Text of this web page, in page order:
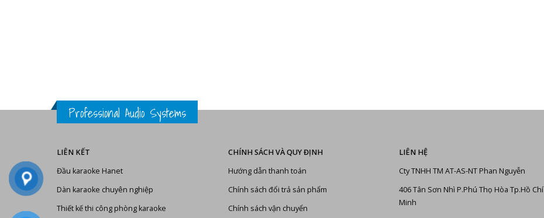
Professional Audio Systems
LIÊN KẾT
Đầu karaoke Hanet
Dàn karaoke chuyên nghiệp
Thiết kế thi công phòng karaoke
CHÍNH SÁCH VÀ QUY ĐỊNH
Hướng dẫn thanh toán
Chính sách đổi trả sản phẩm
Chính sách vận chuyển
LIÊN HỆ
Cty TNHH TM AT-AS-NT Phan Nguyễn
406 Tân Sơn Nhì P.Phú Thọ Hòa Tp.Hồ Chí
Minh